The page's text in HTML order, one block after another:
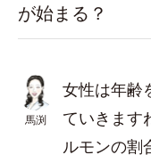
が始まる？
馬渕
女性は年齢
ていきます
ルモンの割